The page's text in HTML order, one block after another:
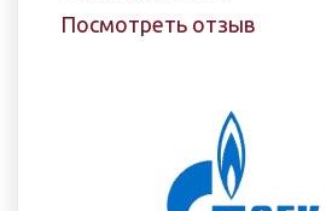
Посмотреть отзыв